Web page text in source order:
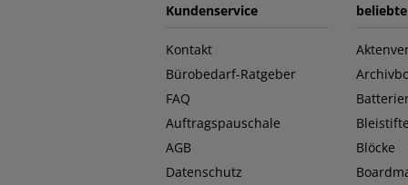
Kundenservice
Kontakt
Bürobedarf-Ratgeber
FAQ
Auftragspauschale
AGB
Datenschutz
Bleistifte
Blöcke